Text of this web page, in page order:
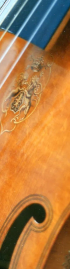
Chevalet de basse